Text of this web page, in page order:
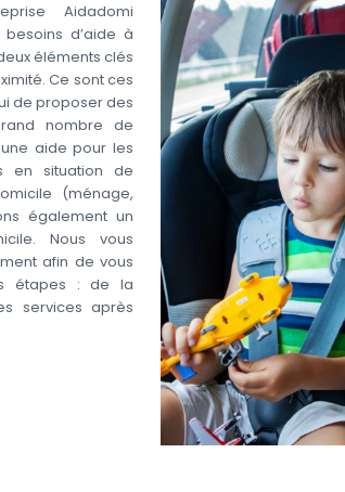
Aidadomi
d’aide à
éléments clés
Ce sont ces
de proposer des
nombre de
aide pour les
en situation de
(ménage,
également un
Nous vous
afin de vous
étapes : de la
services après